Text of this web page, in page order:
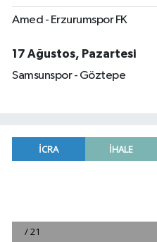
Amed - Erzurumspor FK
17 Ağustos, Pazartesi
Samsunspor - Göztepe
20:05 |
Antalya'da